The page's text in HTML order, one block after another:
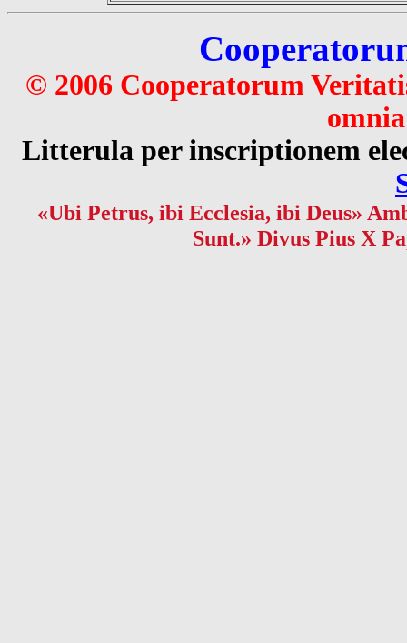
© 2006 Cooperatorum
Litterula per inscriptionem
«Ubi Petrus, ibi Ecclesia, ibi Deus»
Sunt.» Divus Pius X